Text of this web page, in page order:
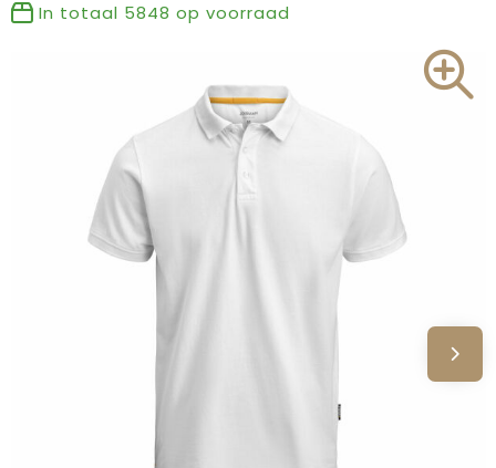
Sinterklaas
Verjaardagen
Voetbal, EK en WK
Zomerpakketten
In totaal 5848 op voorraad